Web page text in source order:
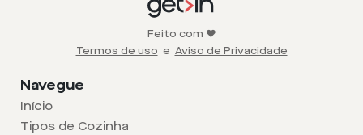
Feito com ❤️
Termos de uso e Aviso de Privacidade
Navegue
Início
Tipos de Cozinha